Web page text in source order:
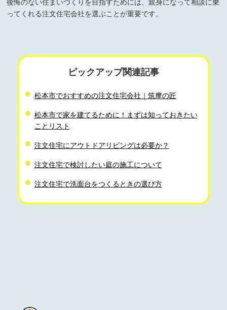
後悔のない住まいづくりを目指すためには、親身になって相談に乗
ってくれる注文住宅会社を選ぶことが重要です。
ピックアップ関連記事
松本市でおすすめの注文住宅会社｜筑摩の匠
松本市で家を建てるために！まずは知っておきたい
ことリスト
注文住宅にアウトドアリビングは必要か？
注文住宅で検討したい庭の施工について
注文住宅で洗面台をつくるときの選び方